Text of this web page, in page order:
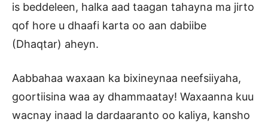
is beddeleen, halka aad taagan tahayna ma jirto
qof hore u dhaafi karta oo aan dabiibe
(Dhaqtar) aheyn.
Aabbahaa waxaan ka bixineynaa neefsiiyaha,
goortiisina waa ay dhammaatay! Waxaanna kuu
wacnay inaad la dardaaranto oo kaliya, kansho